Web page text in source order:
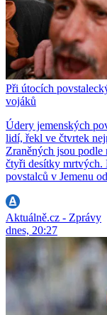
Při útocích
vojáků
Údery jemenských
lidí, řekl ve čtvrtek
Zraněných jsou podle
čtyři desítky mrtvých.
povstalců v Jemenu
Aktuálně.cz - Zprávy
dnes, 20:27